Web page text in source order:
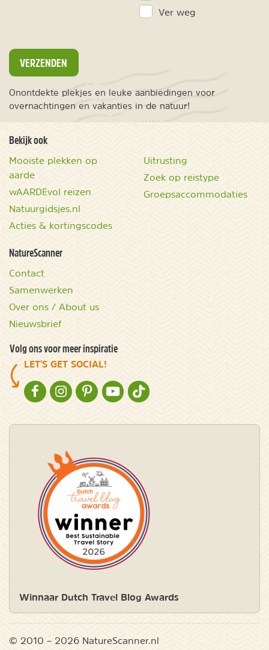
Ver weg
VERZENDEN
Onontdekte plekjes en leuke aanbiedingen voor
overnachtingen en vakanties in de natuur!
Bekijk ook
Mooiste plekken op
aarde
wAARDEvol reizen
Natuurgidsjes.nl
Acties & kortingscodes
Uitrusting
Zoek op reistype
Groepsaccommodaties
NatureScanner
Contact
Samenwerken
Over ons / About us
Nieuwsbrief
Volg ons voor meer inspiratie
LET'S GET SOCIAL!
NATURESCANNER OP FACEBOOK
NATURESCANNER OP INSTAGRAM
NATURESCANNER OP PINTEREST
NATURESCANNER OP YOUTUBE
NATURESCANNER OP TIKTOK
Winnaar Dutch Travel Blog Awards
© 2010 – 2026 NatureScanner.nl